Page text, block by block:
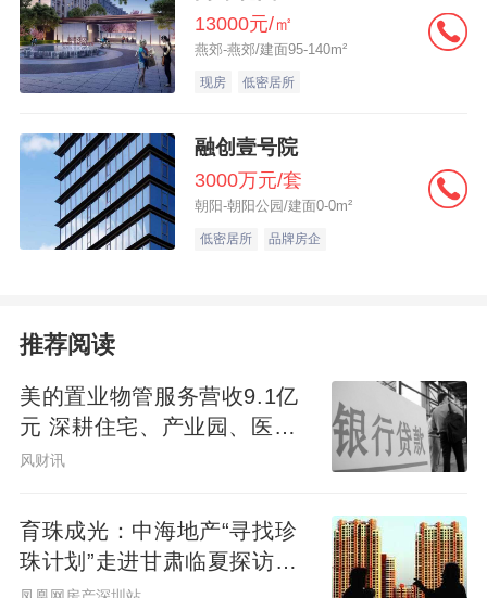
13000元/㎡
燕郊-燕郊/建面95-140m²
现房 低密居所
融创壹号院
3000万元/套
朝阳-朝阳公园/建面0-0m²
低密居所 品牌房企
推荐阅读
美的置业物管服务营收9.1亿
元 深耕住宅、产业园、医
养、学校、商业办公领域
风财讯
育珠成光：中海地产“寻找珍
珠计划”走进甘肃临夏探访学
子家庭